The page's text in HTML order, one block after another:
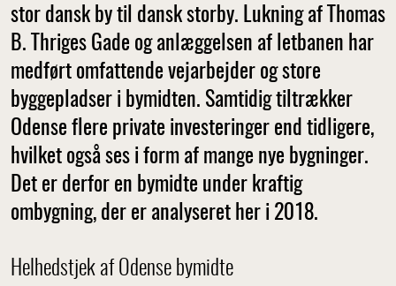
stor dansk by til dansk storby. Lukning af Thomas
B. Thriges Gade og anlæggelsen af letbanen har
medført omfattende vejarbejder og store
byggepladser i bymidten. Samtidig tiltrækker
Odense flere private investeringer end tidligere,
hvilket også ses i form af mange nye bygninger.
Det er derfor en bymidte under kraftig
ombygning, der er analyseret her i 2018.
Helhedstjek af Odense bymidte